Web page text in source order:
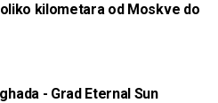
kilometara od Moskve do
- Grad Eternal Sun